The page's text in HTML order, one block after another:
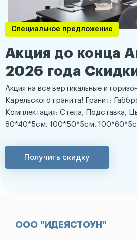
Специальное предложение
Акция до конца
2026 года
Акция на все вертикальные и
Карельского гранита! Гранит:
Комплектация: Стела, Подставка,
80*40*5см. 100*50*5см.
Получить скидку
ООО "ИДЕЯСТОУН"